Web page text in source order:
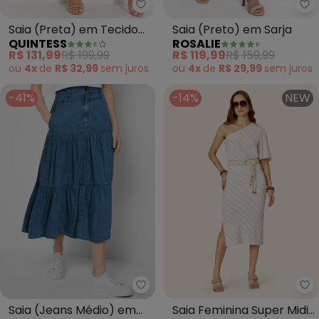
Quintess - Saia (Preta) em
Saia (Preta) em Tecido
Texturizado
QUINTESS
R$ 131,99R$ 199,99
ou 4x de R$ 32,99 sem juros
Saia (Preto) em Sarja
ROSALIE
R$ 119,99R$ 159,99
ou 4x de R$ 29,99 sem juros
-41%
bonprix - Saia (Jeans Médio)
Saia (Jeans Médio) em
-14% NEW
Saia Feminina Super Midi